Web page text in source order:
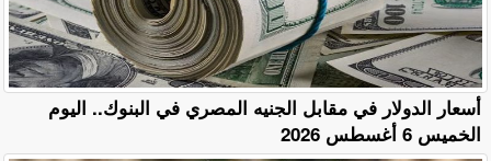
أسعار الدولار في مقابل الجنيه المصري في البنوك.. اليوم
الخميس 6 أغسطس 2026